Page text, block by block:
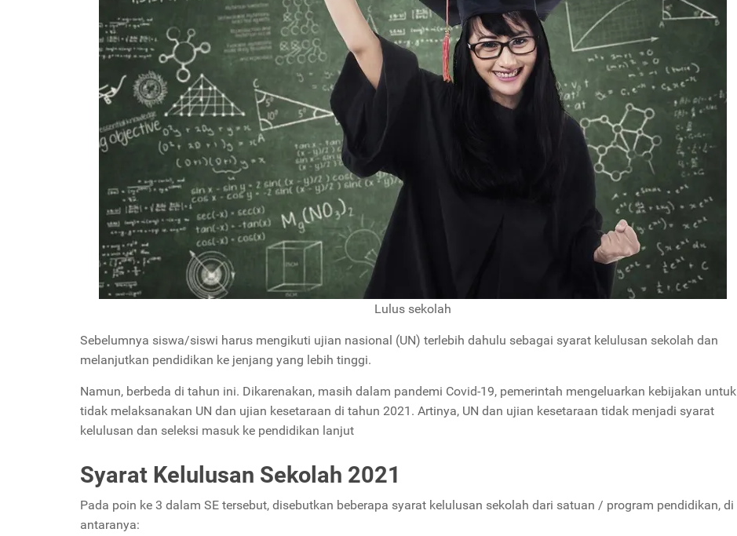
Lulus sekolah
Sebelumnya siswa/siswi harus mengikuti ujian nasional (UN) terlebih dahulu sebagai syarat kelulusan sekolah dan
melanjutkan pendidikan ke jenjang yang lebih tinggi.
Namun, berbeda di tahun ini. Dikarenakan, masih dalam pandemi Covid-19, pemerintah mengeluarkan kebijakan untuk
tidak melaksanakan UN dan ujian kesetaraan di tahun 2021. Artinya, UN dan ujian kesetaraan tidak menjadi syarat
kelulusan dan seleksi masuk ke pendidikan lanjut
Syarat Kelulusan Sekolah 2021
Pada poin ke 3 dalam SE tersebut, disebutkan beberapa syarat kelulusan sekolah dari satuan / program pendidikan, di
antaranya: